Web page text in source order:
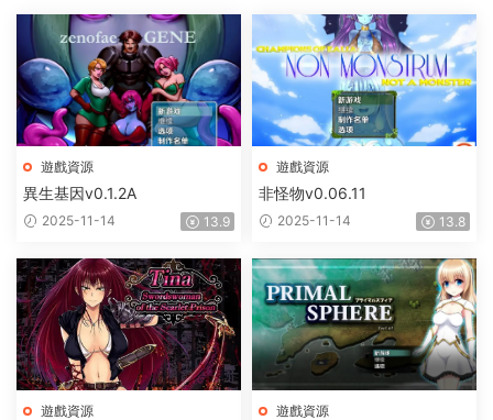
遊戲資源
異生基因v0.1.2A
2025-11-14 13.9
遊戲資源
非怪物v0.06.11
2025-11-14 13.8
遊戲資源 遊戲資源